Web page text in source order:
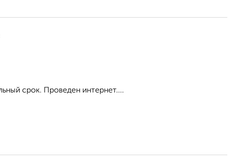
срок. Проведен интернет....